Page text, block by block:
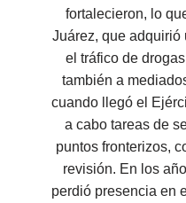
fortalecieron, lo
Juárez, que adquirió
el tráfico de
también a
cuando llegó el
a cabo tareas de
puntos fronterizos,
revisión. En los
perdió presencia en